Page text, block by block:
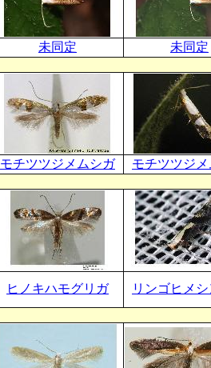
未同定 未同定
モチツツジメムシガ モチツツジ
ヒノキハモグリガ リンゴヒメ